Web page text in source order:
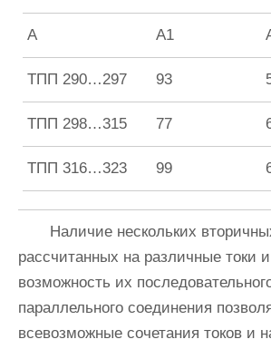
А А1
ТПП 290…297 93
ТПП 298…315 77
ТПП 316…323 99
Наличие нескольких
рассчитанных на различные токи
возможность их
параллельного соединения
всевозможные сочетания токов и